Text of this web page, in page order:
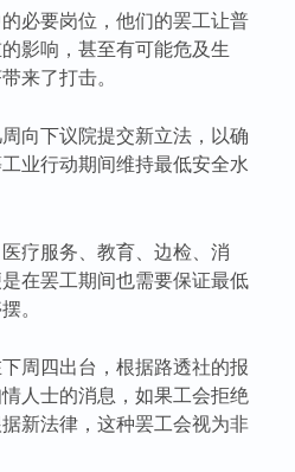
必要岗位，他们的罢工让普
影响，甚至有可能危及生
来了打击。
向下议院提交新立法，以确
业行动期间维持最低安全水
疗服务、教育、边检、消
在罢工期间也需要保证最低
。
周四出台，根据路透社的报
人士的消息，如果工会拒绝
新法律，这种罢工会视为非